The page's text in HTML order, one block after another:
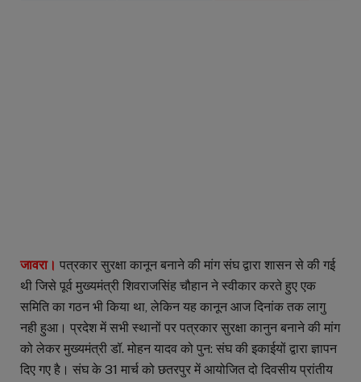
जावरा। पत्रकार सुरक्षा कानून बनाने की मांग संघ द्वारा शासन से की गई
थी जिसे पूर्व मुख्यमंत्री शिवराजसिंह चौहान ने स्वीकार करते हुए एक
समिति का गठन भी किया था, लेकिन यह कानून आज दिनांक तक लागु
नही हुआ। प्रदेश में सभी स्थानों पर पत्रकार सुरक्षा कानुन बनाने की मांग
को लेकर मुख्यमंत्री डॉ. मोहन यादव को पुन: संघ की इकाईयों द्वारा ज्ञापन
दिए गए है। संघ के 31 मार्च को छतरपुर में आयोजित दो दिवसीय प्रांतीय